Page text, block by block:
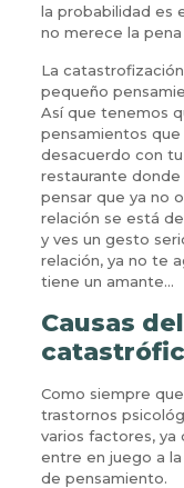
la probabilidad es
no merece la
La
pequeño
Así que tenemos
pensamientos que
desacuerdo con
restaurante donde
pensar que ya no
relación se está
y ves un gesto
relación, ya no te
tiene un amante…
Causas
Como siempre
trastornos
varios factores, ya
entre en juego a
de pensamiento.